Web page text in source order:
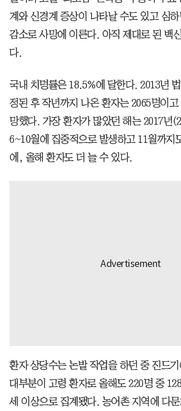
계와 신경계 증상이 나타날 수도 있고 심
감소로 사망에 이른다. 아직 제대로 된 백
다.
국내 치명률은 18.5%에 달한다. 2013년
정된 후 작년까지 나온 환자는 2065명이
망했다. 가장 환자가 많았던 해는 2017년
6~10월에 집중적으로 발생하고 11월까지
에, 올해 환자도 더 늘 수 있다.
환자 상당수는 논밭 작업을 하던 중 진드
대부분이 고령 환자로 올해도 220명 중
세 이상으로 집계됐다. 농어촌 지역에 다